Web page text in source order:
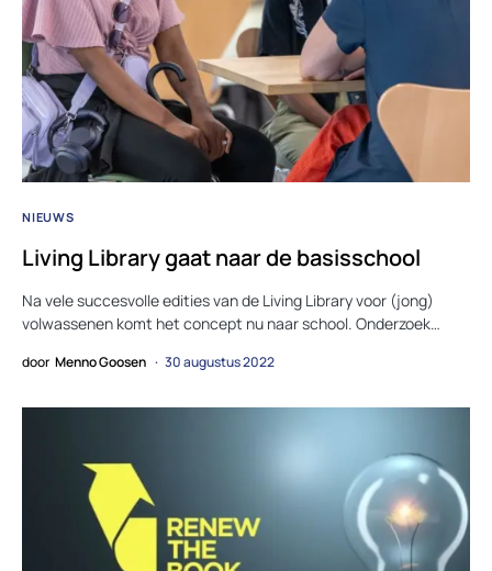
NIEUWS
Living Library gaat naar de basisschool
Na vele succesvolle edities van de Living Library voor (jong)
volwassenen komt het concept nu naar school. Onderzoek…
door Menno Goosen 30 augustus 2022